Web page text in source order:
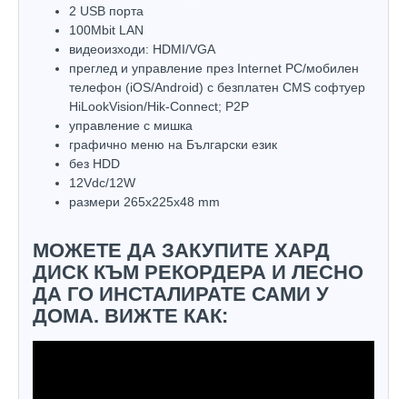
2 USB порта
100Mbit LAN
видеоизходи: HDMI/VGA
преглед и управление през Internet PC/мобилен
телефон (iOS/Android) с безплатен CMS софтуер
HiLookVision/Hik-Connect; P2P
управлeние с мишка
графично меню на Български език
без HDD
12Vdc/12W
размери 265х225х48 mm
МОЖЕТЕ ДА ЗАКУПИТЕ ХАРД
ДИСК КЪМ РЕКОРДЕРА И ЛЕСНО
ДА ГО ИНСТАЛИРАТЕ САМИ У
ДОМА. ВИЖТЕ КАК: